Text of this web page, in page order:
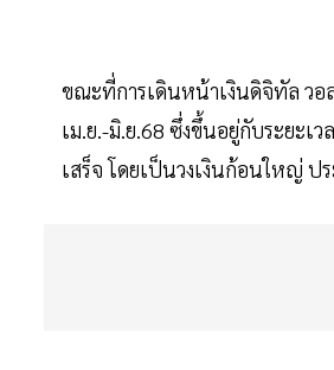
ขณะที่การเดินหน้าเงินดิจิทัล วอ
เม.ย.-มิ.ย.68 ซึ่งขึ้นอยู่กับระยะ
เสร็จ โดยเป็นวงเงินก้อนใหญ่